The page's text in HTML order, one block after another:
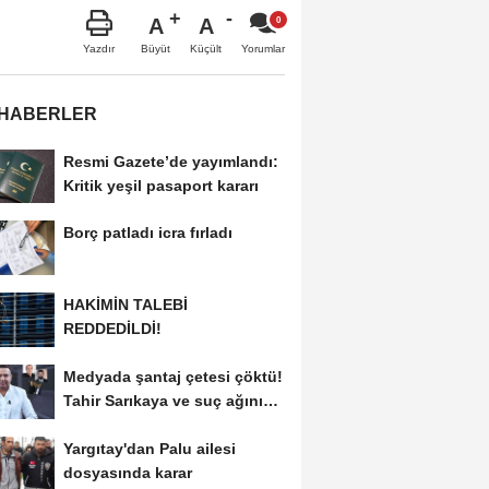
Yazdır
A
Büyüt
A
Küçült Yorumlar
Resmi Gazete’de yayımlandı:
Kritik yeşil pasaport kararı
Borç patladı icra fırladı
HAKİMİN TALEBİ
REDDEDİLDİ!
Medyada şantaj çetesi çöktü!
Tahir Sarıkaya ve suç ağının
Yargıtay'dan Palu ailesi
dosyasında karar